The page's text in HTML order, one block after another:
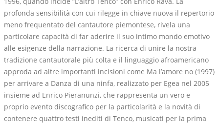
profonda sensibilità con cui rilegge in chiave nuova il repertorio
meno frequentato del cantautore piemontese, rivela una
particolare capacità di far aderire il suo intimo mondo emotivo
alle esigenze della narrazione. La ricerca di unire la nostra
tradizione cantautorale più colta e il linguaggio afroamericano
approda ad altre importanti incisioni come Ma l’amore no (1997)
per arrivare a Danza di una ninfa, realizzato per Egea nel 2005
insieme ad Enrico Pieranunzi, che rappresenta un vero e
proprio evento discografico per la particolarità e la novità di
contenere quattro testi inediti di Tenco, musicati per la prima